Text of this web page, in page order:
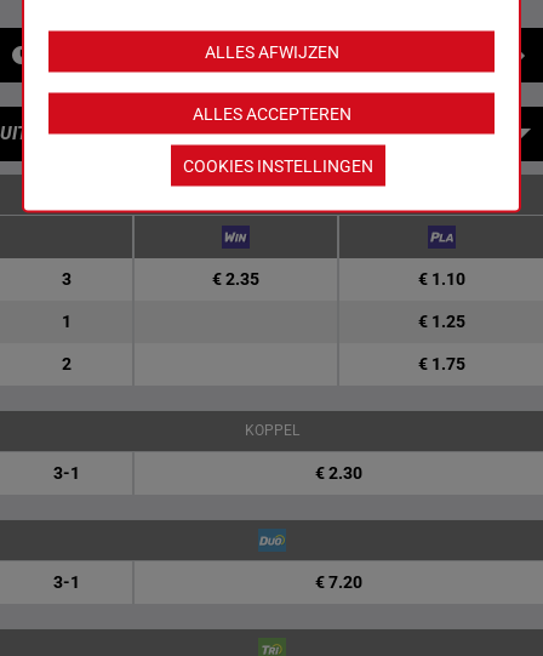
UITBETALINGEN
3 € 2.35 € 1.10
1 € 1.25
2 € 1.75
KOPPEL
3-1 € 2.30
3-1 € 7.20
ALLES ACCEPTEREN
ALLES AFWIJZEN
COOKIES INSTELLINGEN